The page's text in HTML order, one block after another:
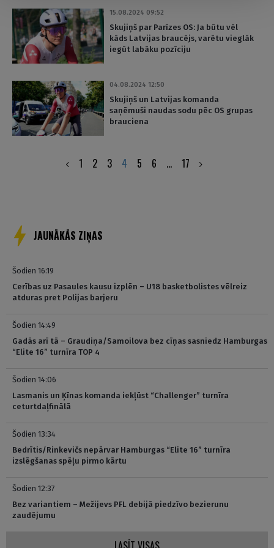
15.08.2024 09:52
Skujiņš par Parīzes OS: Ja būtu vēl
kāds Latvijas braucējs, varētu vieglāk
iegūt labāku pozīciju
04.08.2024 12:50
Skujiņš un Latvijas komanda
saņēmuši naudas sodu pēc OS grupas
brauciena
1 2 3 4 5 6 … 17
JAUNĀKĀS ZIŅAS
Šodien 16:19
Cerības uz Pasaules kausu izplēn – U18 basketbolistes vēlreiz
atduras pret Polijas barjeru
Šodien 14:49
Gadās arī tā – Graudiņa/Samoilova bez cīņas sasniedz Hamburgas
“Elite 16” turnīra TOP 4
Šodien 14:06
Lasmanis un Ķīnas komanda iekļūst “Challenger” turnīra
ceturtdaļfinālā
Šodien 13:34
Bedrītis/Rinkevičs nepārvar Hamburgas “Elite 16” turnīra
izslēgšanas spēļu pirmo kārtu
Šodien 12:37
Bez variantiem – Mežijevs PFL debijā piedzīvo bezierunu
zaudējumu